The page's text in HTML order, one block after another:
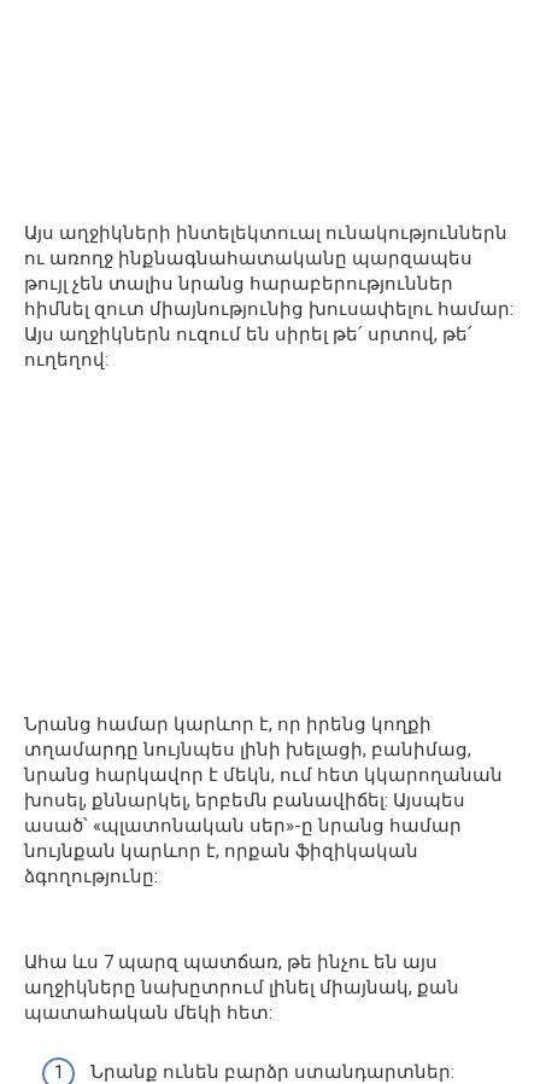
Այս աղջիկների ինտելեկտուալ ունակություններն
ու առողջ ինքնագնահատականը պարզապես
թույլ չեն տալիս նրանց հարաբերություններ
հիմնել զուտ միայնությունից խուսափելու համար:
Այս աղջիկներն ուզում են սիրել թե՛ սրտով, թե՛
ուղեղով:
Նրանց համար կարևոր է, որ իրենց կողքի
տղամարդը նույնպես լինի խելացի, բանիմաց,
նրանց հարկավոր է մեկն, ում հետ կկարողանան
խոսել, քննարկել, երբեմն բանավիճել: Այսպես
ասած՝ «պլատոնական սեր»-ը նրանց համար
նույնքան կարևոր է, որքան ֆիզիկական
ձգողությունը:
Ահա ևս 7 պարզ պատճառ, թե ինչու են այս
աղջիկները նախըտրում լինել միայնակ, քան
պատահական մեկի հետ:
Նրանք ունեն բարձր ստանդարտներ: